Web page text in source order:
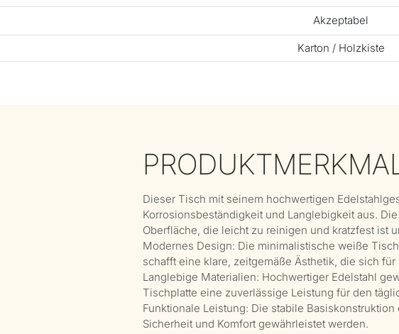
Akzeptabel
Karton / Holzkiste
Dieser Tisch mit seinem hochwertigen
Korrosionsbeständigkeit und Langlebigkeit aus.
Oberfläche, die leicht zu reinigen und kratzfest ist
Modernes Design: Die minimalistische weiße
schafft eine klare, zeitgemäße Ästhetik, die sich
Langlebige Materialien: Hochwertiger Edelstahl
Tischplatte eine zuverlässige Leistung für den
Funktionale Leistung: Die stabile
Sicherheit und Komfort gewährleistet werden.